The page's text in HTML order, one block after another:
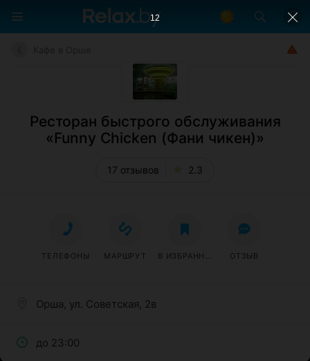
Ресторан быстрого обслуживания
«Funny Chicken (Фани чикен)»
17 отзывов 2.3
Орша, ул. Советская, 2в
до 23:00
ТЕЛЕФОНЫ МАРШРУТ В ИЗБРАННОЕ ОТЗЫВ
11